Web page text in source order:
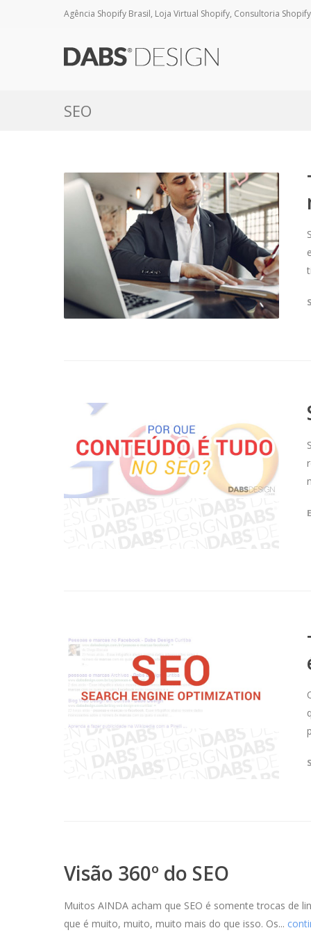
Agência Shopify Brasil, Loja Virtual Shopify, Consultoria
SEO
Visão 360º do SEO
Muitos AINDA acham que SEO é somente trocas de
que é muito, muito, muito mais do que isso. Os...